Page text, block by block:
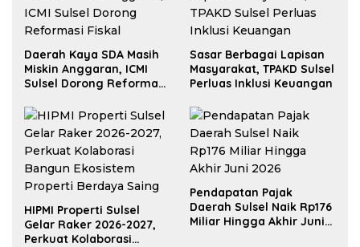
Daerah Kaya SDA Masih
Miskin Anggaran, ICMI
Sulsel Dorong Reformasi
Sasar Berbagai Lapisan
Masyarakat, TPAKD Sulsel
Perluas Inklusi Keuangan
HIPMI Properti Sulsel
Gelar Raker 2026-2027,
Perkuat Kolaborasi
Pendapatan Pajak
Daerah Sulsel Naik Rp176
Miliar Hingga Akhir Juni